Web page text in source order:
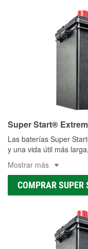
Super Start®
Las baterías Super
y una vida útil más
Mostrar más
COMPRAR SUPER